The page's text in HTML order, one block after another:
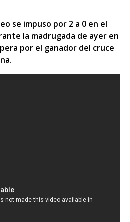
se impuso por 2 a 0 en el
la madrugada de ayer en
por el ganador del cruce